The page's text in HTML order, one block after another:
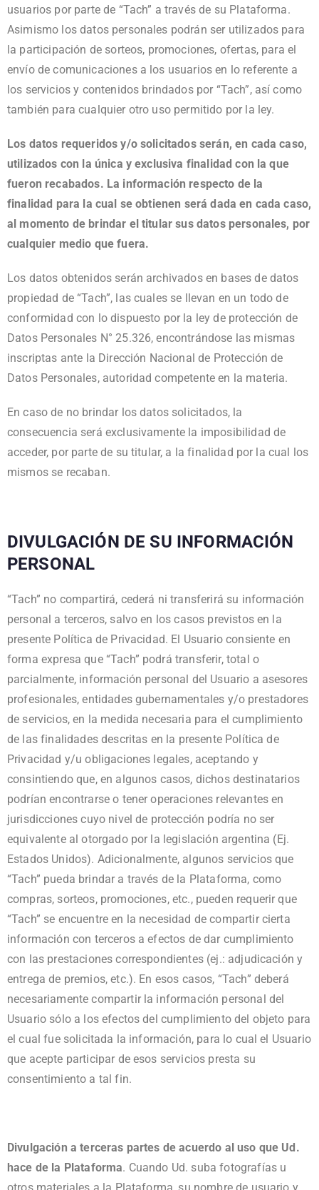
usuarios por parte de “Tach” a través de su Plataforma.
Asimismo los datos personales podrán ser utilizados para
la participación de sorteos, promociones, ofertas, para el
envío de comunicaciones a los usuarios en lo referente a
los servicios y contenidos brindados por “Tach”, así como
también para cualquier otro uso permitido por la ley.
Los datos requeridos y/o solicitados serán, en cada caso,
utilizados con la única y exclusiva finalidad con la que
fueron recabados. La información respecto de la
finalidad para la cual se obtienen será dada en cada caso,
al momento de brindar el titular sus datos personales, por
cualquier medio que fuera.
Los datos obtenidos serán archivados en bases de datos
propiedad de “Tach”, las cuales se llevan en un todo de
conformidad con lo dispuesto por la ley de protección de
Datos Personales N° 25.326, encontrándose las mismas
inscriptas ante la Dirección Nacional de Protección de
Datos Personales, autoridad competente en la materia.
En caso de no brindar los datos solicitados, la
consecuencia será exclusivamente la imposibilidad de
acceder, por parte de su titular, a la finalidad por la cual los
mismos se recaban.
DIVULGACIÓN DE SU INFORMACIÓN
PERSONAL
“Tach” no compartirá, cederá ni transferirá su información
personal a terceros, salvo en los casos previstos en la
presente Política de Privacidad. El Usuario consiente en
forma expresa que “Tach” podrá transferir, total o
parcialmente, información personal del Usuario a asesores
profesionales, entidades gubernamentales y/o prestadores
de servicios, en la medida necesaria para el cumplimiento
de las finalidades descritas en la presente Política de
Privacidad y/u obligaciones legales, aceptando y
consintiendo que, en algunos casos, dichos destinatarios
podrían encontrarse o tener operaciones relevantes en
jurisdicciones cuyo nivel de protección podría no ser
equivalente al otorgado por la legislación argentina (Ej.
Estados Unidos). Adicionalmente, algunos servicios que
“Tach” pueda brindar a través de la Plataforma, como
compras, sorteos, promociones, etc., pueden requerir que
“Tach” se encuentre en la necesidad de compartir cierta
información con terceros a efectos de dar cumplimiento
con las prestaciones correspondientes (ej.: adjudicación y
entrega de premios, etc.). En esos casos, “Tach” deberá
necesariamente compartir la información personal del
Usuario sólo a los efectos del cumplimiento del objeto para
el cual fue solicitada la información, para lo cual el Usuario
que acepte participar de esos servicios presta su
consentimiento a tal fin.
Divulgación a terceras partes de acuerdo al uso que Ud.
hace de la Plataforma. Cuando Ud. suba fotografías u
otros materiales a la Plataforma, su nombre de usuario y